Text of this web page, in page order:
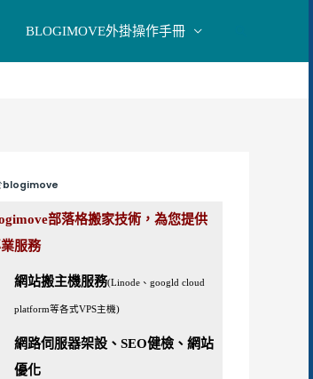
BLOGIMOVE外掛操作手冊
尋
blogimove
部落格搬家技術，為您提供
服務
網站搬主機服務(Linode、googld cloud
platform等各式VPS主機)
網路伺服器架設、SEO健檢、網站
優化